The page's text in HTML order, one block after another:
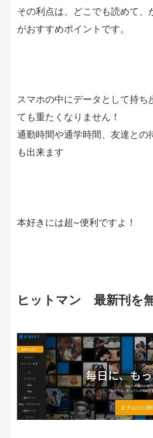
その利点は、 どこでも読めて、
がおすすめポイントです。
スマホの中にデータとして持ち
ても重たくなりません！
通勤時間や通学時間、友達との
も出来ます
本好きには超~便利ですよ！
ヒットマン 最新刊を